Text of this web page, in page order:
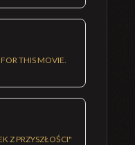
THIS MOVIE.
Z PRZYSZŁOŚCI"